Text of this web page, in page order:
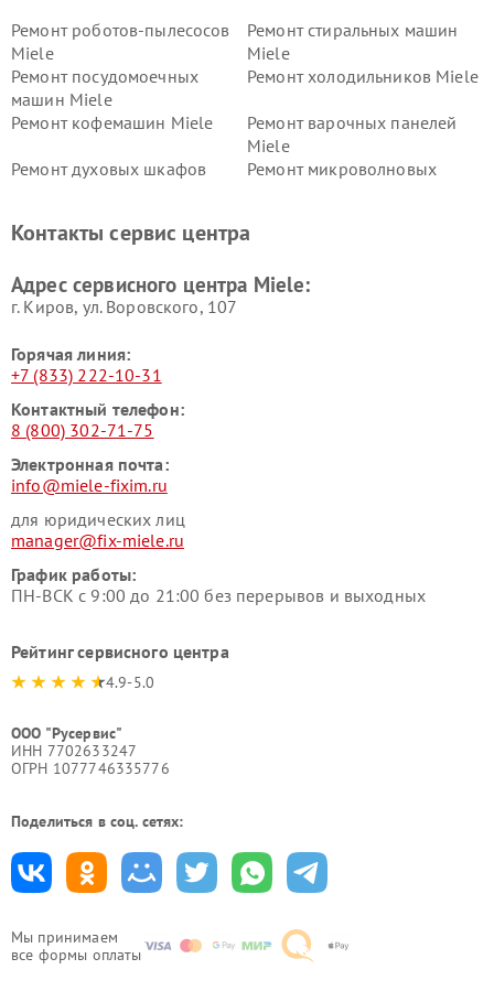
Мы принимаем
все формы оплаты
Ремонт роботов-пылесосов
Miele
Ремонт стиральных машин
Miele
Ремонт посудомоечных
машин Miele
Ремонт холодильников Miele
Ремонт кофемашин Miele
Ремонт варочных панелей
Miele
Ремонт духовых шкафов
Ремонт микроволновых
Miele
Miele
пылесосов Miele
Контакты сервис центра
Адрес сервисного центра Miele:
г. Киров, ул. Воровского, 107
Горячая линия:
+7 (833) 222-10-31
Контактный телефон:
8 (800) 302-71-75
Электронная почта:
info@miele-fixim.ru
для юридических лиц
manager@fix-miele.ru
График работы:
ПН-ВСК с 9:00 до 21:00 без перерывов и выходных
Рейтинг сервисного центра
4.9-5.0
ООО "Русервис"
ИНН 7702633247
ОГРН 1077746335776
Поделиться в соц. сетях: